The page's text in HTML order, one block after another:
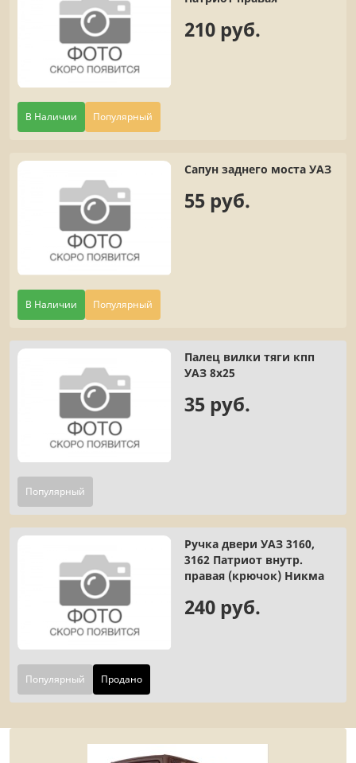
В Наличии Популярный
210 руб.
В Наличии Популярный
Сапун заднего моста УАЗ
55 руб.
Популярный
Палец вилки тяги кпп
УАЗ 8х25
35 руб.
Популярный Продано
Ручка двери УАЗ 3160,
3162 Патриот внутр.
правая (крючок) Никма
240 руб.